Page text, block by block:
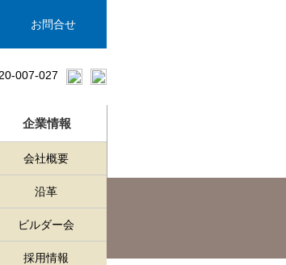
お問合せ
企業情報
会社概要
沿革
ビルダー会
採用情報